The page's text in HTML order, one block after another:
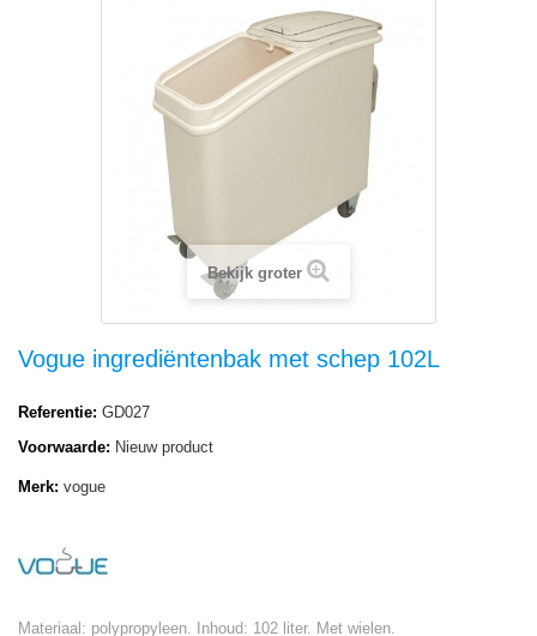
Bekijk groter
Vogue ingrediëntenbak met schep 102L
Referentie: GD027
Voorwaarde: Nieuw product
Merk: vogue
Materiaal: polypropyleen. Inhoud: 102 liter. Met wielen.